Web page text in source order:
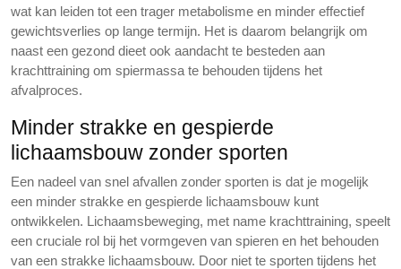
wat kan leiden tot een trager metabolisme en minder effectief
gewichtsverlies op lange termijn. Het is daarom belangrijk om
naast een gezond dieet ook aandacht te besteden aan
krachttraining om spiermassa te behouden tijdens het
afvalproces.
Minder strakke en gespierde
lichaamsbouw zonder sporten
Een nadeel van snel afvallen zonder sporten is dat je mogelijk
een minder strakke en gespierde lichaamsbouw kunt
ontwikkelen. Lichaamsbeweging, met name krachttraining, speelt
een cruciale rol bij het vormgeven van spieren en het behouden
van een strakke lichaamsbouw. Door niet te sporten tijdens het